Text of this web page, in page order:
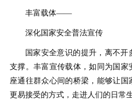
丰富载体——
深化国家安全普法宣传
国家安全意识的提升，离不开
支撑。丰富宣传载体，如同为国家
座通往群众心间的桥梁，能够让国
更易接受的方式，走进人们的日常生